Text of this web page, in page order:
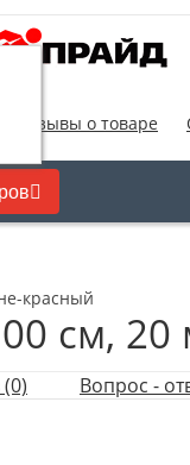
Отзывы о товаре
красный
см,
Вопрос -